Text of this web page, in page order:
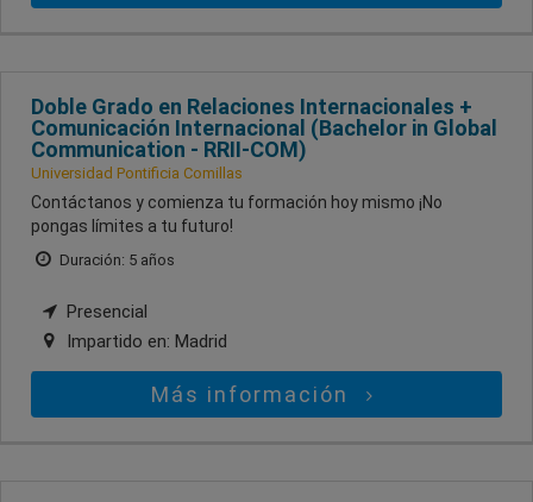
Doble Grado en Relaciones Internacionales +
Comunicación Internacional (Bachelor in Global
Communication - RRII-COM)
Universidad Pontificia Comillas
Contáctanos y comienza tu formación hoy mismo ¡No
pongas límites a tu futuro!
Duración: 5 años
Presencial
Impartido en: Madrid
Más información